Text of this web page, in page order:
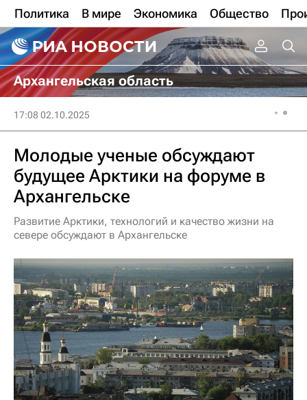
Политика В мире Экономика Общество
Архангельская область
17:08 02.10.2025
Молодые ученые обсуждают
будущее Арктики на форуме в
Архангельске
Развитие Арктики, технологий и качество жизни на
севере обсуждают в Архангельске